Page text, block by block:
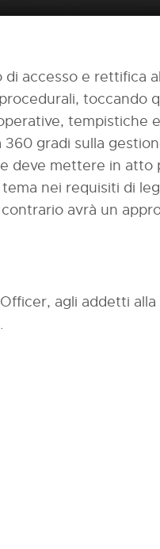
accesso e rettifica
toccando
tempistiche
gradi sulla
deve mettere in atto
nei requisiti di
avrà un
agli addetti